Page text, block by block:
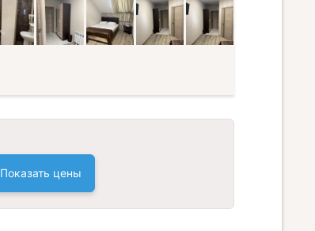
Показать цены